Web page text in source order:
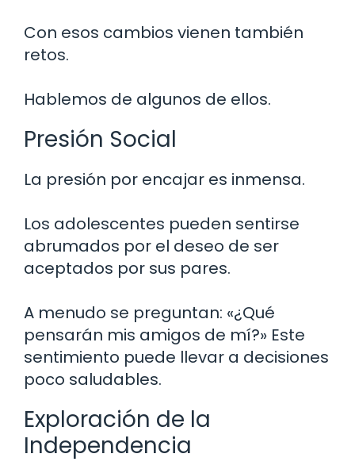
Con esos cambios vienen también
retos.
Hablemos de algunos de ellos.
Presión Social
La presión por encajar es inmensa.
Los adolescentes pueden sentirse
abrumados por el deseo de ser
aceptados por sus pares.
A menudo se preguntan: «¿Qué
pensarán mis amigos de mí?» Este
sentimiento puede llevar a decisiones
poco saludables.
Exploración de la
Independencia